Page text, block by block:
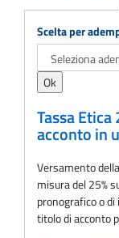
Adempimento
Scelta per
Tassa
acconto in
Versamento
misura del 25%
pronografico o
titolo di acconto